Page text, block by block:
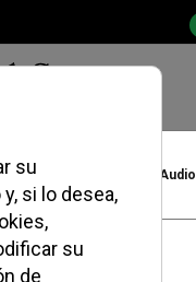
Podcast